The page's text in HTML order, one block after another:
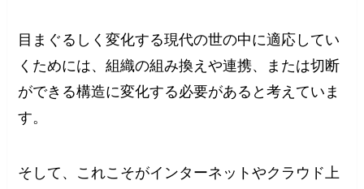
目まぐるしく変化する現代の世の中に適応してい
くためには、組織の組み換えや連携、または切断
ができる構造に変化する必要があると考えていま
す。
そして、これこそがインターネットやクラウド上